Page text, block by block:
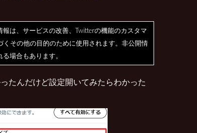
は、サービスの改善、Twitterの機能のカスタマ
くその他の目的のために使用されます。非公開情
場合もあります。
たんだけど設定開いてみたらわかった